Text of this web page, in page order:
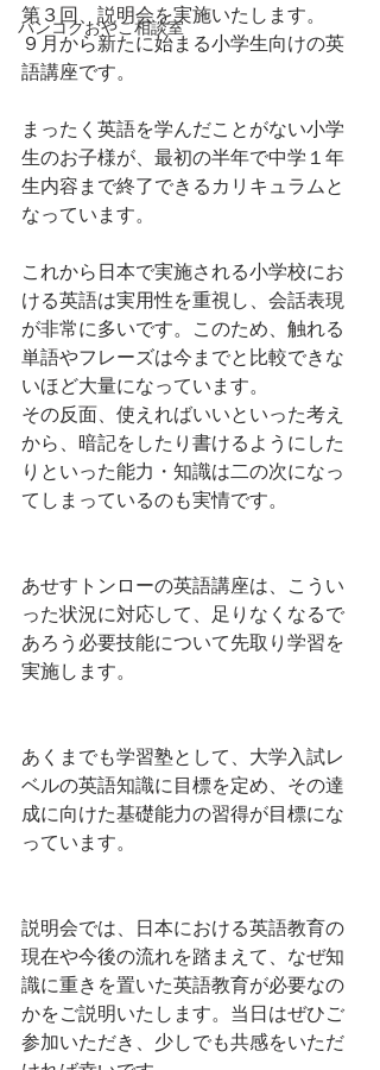
バンコクおやこ相談室
第３回、説明会を実施いたします。
９月から新たに始まる小学生向けの英
語講座です。
まったく英語を学んだことがない小学
生のお子様が、最初の半年で中学１年
生内容まで終了できるカリキュラムと
なっています。
これから日本で実施される小学校にお
ける英語は実用性を重視し、会話表現
が非常に多いです。このため、触れる
単語やフレーズは今までと比較できな
いほど大量になっています。
その反面、使えればいいといった考え
から、暗記をしたり書けるようにした
りといった能力・知識は二の次になっ
てしまっているのも実情です。
あせすトンローの英語講座は、こうい
った状況に対応して、足りなくなるで
あろう必要技能について先取り学習を
実施します。
あくまでも学習塾として、大学入試レ
ベルの英語知識に目標を定め、その達
成に向けた基礎能力の習得が目標にな
っています。
説明会では、日本における英語教育の
現在や今後の流れを踏まえて、なぜ知
識に重きを置いた英語教育が必要なの
かをご説明いたします。当日はぜひご
参加いただき、少しでも共感をいただ